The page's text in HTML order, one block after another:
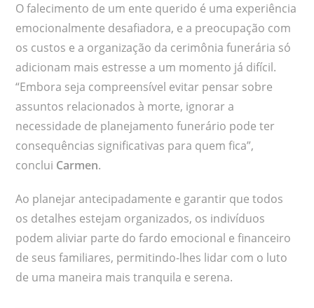
O falecimento de um ente querido é uma experiência
emocionalmente desafiadora, e a preocupação com
os custos e a organização da cerimônia funerária só
adicionam mais estresse a um momento já difícil.
“Embora seja compreensível evitar pensar sobre
assuntos relacionados à morte, ignorar a
necessidade de planejamento funerário pode ter
consequências significativas para quem fica”,
conclui Carmen.
Ao planejar antecipadamente e garantir que todos
os detalhes estejam organizados, os indivíduos
podem aliviar parte do fardo emocional e financeiro
de seus familiares, permitindo-lhes lidar com o luto
de uma maneira mais tranquila e serena.